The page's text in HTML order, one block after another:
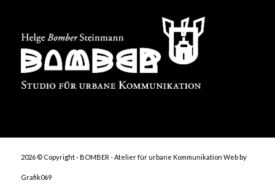
2026 © Copyright - BOMBER - Atelier für urbane Kommunikation Web by
Grafik069